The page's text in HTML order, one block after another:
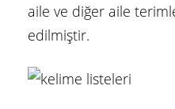
aile ve diğer aile
edilmiştir.